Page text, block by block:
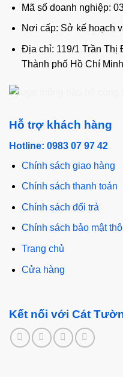
Mã số doanh nghiệp:
Nơi cấp: Sở kế hoạch
Địa chỉ: 119/1 Trần
Thành phố Hồ Chí
Hỗ trợ khách hàng
Hotline: 0983 07 97 42
Chính sách giao hàng
Chính sách thanh toán
Chính sách đổi trả
Chính sách bảo mật
Trang chủ
Cửa hàng
Kết nối với Cát